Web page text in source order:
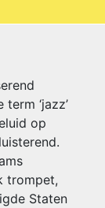
‘jazz’
op
trompet,
Staten